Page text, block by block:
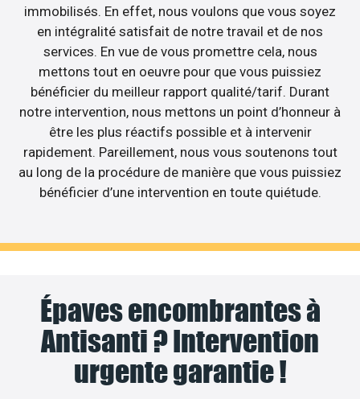
immobilisés. En effet, nous voulons que vous soyez
en intégralité satisfait de notre travail et de nos
services. En vue de vous promettre cela, nous
mettons tout en oeuvre pour que vous puissiez
bénéficier du meilleur rapport qualité/tarif. Durant
notre intervention, nous mettons un point d’honneur à
être les plus réactifs possible et à intervenir
rapidement. Pareillement, nous vous soutenons tout
au long de la procédure de manière que vous puissiez
bénéficier d’une intervention en toute quiétude.
Épaves encombrantes à
Antisanti ? Intervention
urgente garantie !